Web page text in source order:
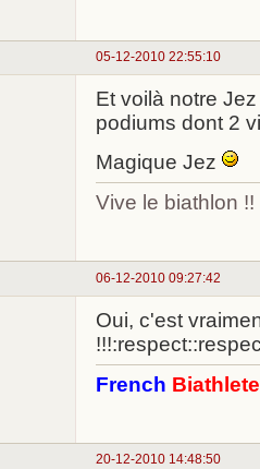
05-12-2010 22:55:10
Et voilà notre
podiums dont 2
Magique Jez
Vive le biathlon !!
06-12-2010 09:27:42
Oui, c'est
French
20-12-2010 14:48:50